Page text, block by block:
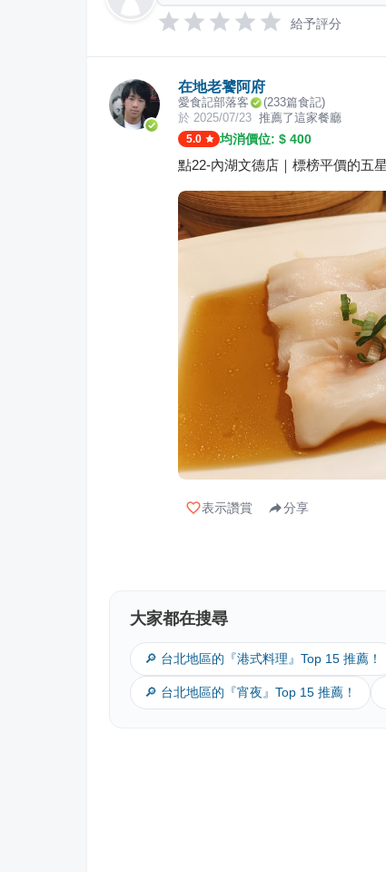
給予評分
在地老饕阿府
愛食記部落客 (233篇食記)
於 2025/07/23 推薦了這家餐廳
5.0 均消價位: $ 400
點22-內湖文德店｜標榜平價的五
表示讚賞 分享
大家都在搜尋
🔎 台北地區的『港式料理』Top 15 推薦！
🔎 台北地區的『宵夜』Top 15 推薦！